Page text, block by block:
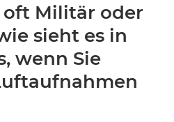
oft Militär oder
sieht es in
wenn Sie